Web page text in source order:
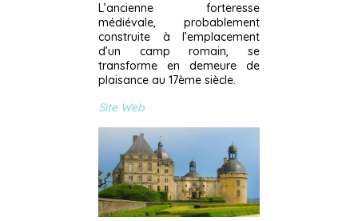
L’ancienne forteresse
médiévale, probablement
construite à l’emplacement
d’un camp romain, se
transforme en demeure de
plaisance au 17ème siècle.
Site Web